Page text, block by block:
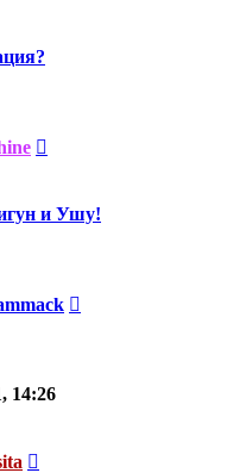
и Ушу!
14:26